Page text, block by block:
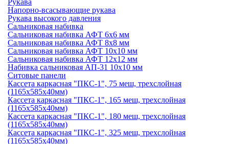
Рукава
Напорно-всасывающие рукава
Рукава высокого давления
Сальниковая набивка
Сальниковая набивка АФТ 6х6 мм
Сальниковая набивка АФТ 8х8 мм
Сальниковая набивка АФТ 10х10 мм
Сальниковая набивка АФТ 12х12 мм
Набивка сальниковая АП-31 10х10 мм
Ситовые панели
Кассета каркасная "ПКС-1", 75 меш, трехслойная
(1165х585х40мм)
Кассета каркасная "ПКС-1", 165 меш, трехслойная
(1165х585х40мм)
Кассета каркасная "ПКС-1", 180 меш, трехслойная
(1165х585х40мм)
Кассета каркасная "ПКС-1", 325 меш, трехслойная
(1165х585х40мм)